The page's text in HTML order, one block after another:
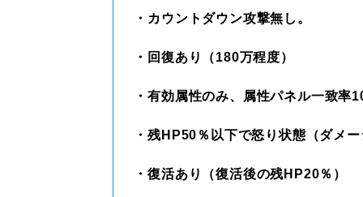
・カウントダウン攻撃無し。
・回復あり（180万程度）
・有効属性のみ、属性パネル一致率
・残HP50％以下で怒り状態（ダメ
・復活あり（復活後の残HP20％）